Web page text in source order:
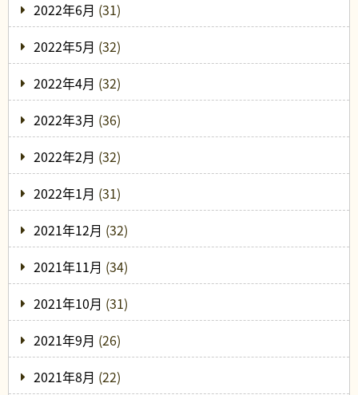
2022年6月 (31)
2022年5月 (32)
2022年4月 (32)
2022年3月 (36)
2022年2月 (32)
2022年1月 (31)
2021年12月 (32)
2021年11月 (34)
2021年10月 (31)
2021年9月 (26)
2021年8月 (22)